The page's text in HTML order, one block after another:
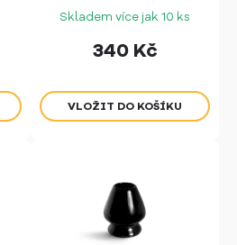
Skladem více jak 10 ks
340 Kč